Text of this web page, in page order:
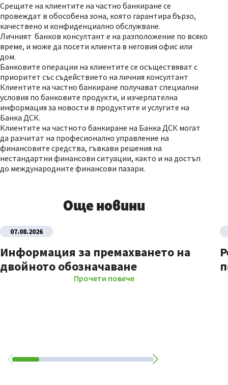
Срещите на клиентите на частно банкиране се
провеждат в обособена зона, която гарантира бързо,
качествено и конфиденциално обслужване.
Личният банков консултант е на разположение по всяко
време, и може да посети клиента в неговия офис или
дом.
Банковите операции на клиентите се осъществяват с
приоритет със съдействието на личния консултант
Клиентите на частно банкиране получават специални
условия по банковите продукти, и изчерпателна
информация за новости в продуктите и услугите на
Банка ДСК.
Клиентите на частното банкиране на Банка ДСК могат
да разчитат на професионално управление на
финансовите средства, гъвкави решения на
нестандартни финансови ситуации, както и на достъп
до международните финансови пазари.
Още новини
07.08.2026
Информация за премахването на
двойното обозначаване
Прочети повече